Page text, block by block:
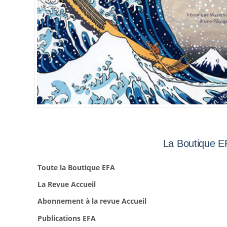
La Boutique
Toute la Boutique EFA
La Revue Accueil
Abonnement à la revue Accueil
Publications EFA